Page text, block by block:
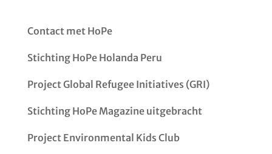
Contact met HoPe
Stichting HoPe Holanda Peru
Project Global Refugee Initiatives (GRI)
Stichting HoPe Magazine uitgebracht
Project Environmental Kids Club